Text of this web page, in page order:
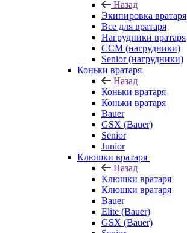
Назад
Экипировка вратаря
Все для вратаря
Нагрудники вратаря
CCM (нагрудники)
Senior (нагрудники)
Коньки вратаря
Назад
Коньки вратаря
Коньки вратаря
Bauer
GSX (Bauer)
Senior
Junior
Клюшки вратаря
Назад
Клюшки вратаря
Клюшки вратаря
Bauer
Elite (Bauer)
GSX (Bauer)